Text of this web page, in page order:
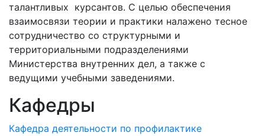
талантливых курсантов. С целью обеспечения
взаимосвязи теории и практики налажено тесное
сотрудничество со структурными и
территориальными подразделениями
Министерства внутренних дел, а также с
ведущими учебными заведениями.
Кафедры
Кафедра деятельности по профилактике